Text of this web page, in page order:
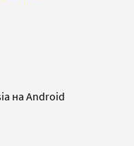
на Android